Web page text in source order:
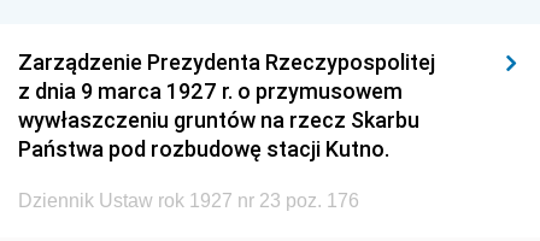
1923 1922 1921
1920 1919 1918
Zarządzenie Prezydenta Rzeczypospolitej
z dnia 9 marca 1927 r. o przymusowem
wywłaszczeniu gruntów na rzecz Skarbu
Państwa pod rozbudowę stacji Kutno.
Dziennik Ustaw rok 1927 nr 23 poz. 176